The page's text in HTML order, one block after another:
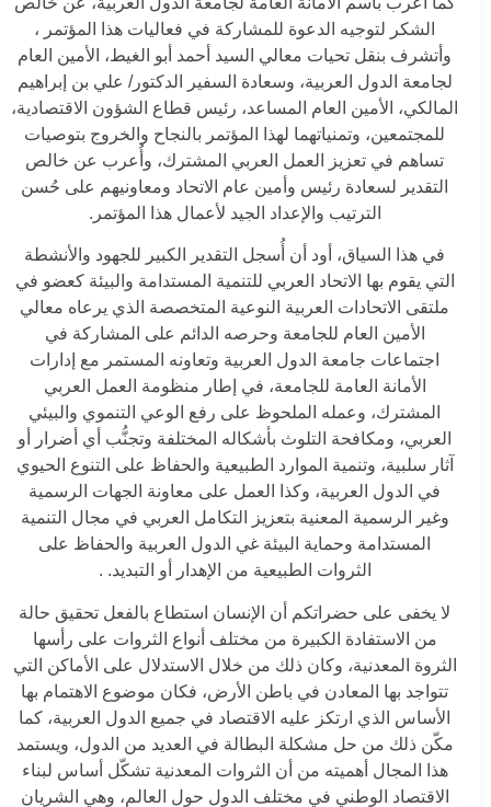
الشكر لتوجيه الدعوة للمشاركة في فعاليات هذا المؤتمر ،
وأتشرف بنقل تحيات معالي السيد أحمد أبو الغيط، الأمين العام
لجامعة الدول العربية، وسعادة السفير الدكتور/ علي بن إبراهيم
المالكي، الأمين العام المساعد، رئيس قطاع الشؤون الاقتصادية،
للمجتمعين، وتمنياتهما لهذا المؤتمر بالنجاح والخروج بتوصيات
تساهم في تعزيز العمل العربي المشترك، وأُعرب عن خالص
التقدير لسعادة رئيس وأمين عام الاتحاد ومعاونيهم على حُسن
الترتيب والإعداد الجيد لأعمال هذا المؤتمر.
في هذا السياق، أود أن أُسجل التقدير الكبير للجهود والأنشطة
التي يقوم بها الاتحاد العربي للتنمية المستدامة والبيئة كعضو في
ملتقى الاتحادات العربية النوعية المتخصصة الذي يرعاه معالي
الأمين العام للجامعة وحرصه الدائم على المشاركة في
اجتماعات جامعة الدول العربية وتعاونه المستمر مع إدارات
الأمانة العامة للجامعة، في إطار منظومة العمل العربي
المشترك، وعمله الملحوظ على رفع الوعي التنموي والبيئي
العربي، ومكافحة التلوث بأشكاله المختلفة وتجنُّب أي أضرار أو
آثار سلبية، وتنمية الموارد الطبيعية والحفاظ على التنوع الحيوي
في الدول العربية، وكذا العمل على معاونة الجهات الرسمية
وغير الرسمية المعنية بتعزيز التكامل العربي في مجال التنمية
المستدامة وحماية البيئة غي الدول العربية والحفاظ على
الثروات الطبيعية من الإهدار أو التبديد. .
لا يخفى على حضراتكم أن الإنسان استطاع بالفعل تحقيق حالة
من الاستفادة الكبيرة من مختلف أنواع الثروات على رأسها
الثروة المعدنية، وكان ذلك من خلال الاستدلال على الأماكن التي
تتواجد بها المعادن في باطن الأرض، فكان موضوع الاهتمام بها
الأساس الذي ارتكز عليه الاقتصاد في جميع الدول العربية، كما
مكّن ذلك من حل مشكلة البطالة في العديد من الدول، ويستمد
هذا المجال أهميته من أن الثروات المعدنية تشكّل أساس لبناء
الاقتصاد الوطني في مختلف الدول حول العالم، وهي الشريان